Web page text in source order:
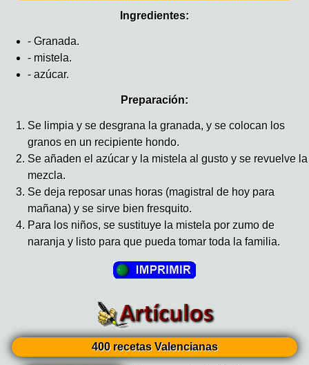
Ingredientes:
- Granada.
- mistela.
- azúcar.
Preparación:
Se limpia y se desgrana la granada, y se colocan los
granos en un recipiente hondo.
Se añaden el azúcar y la mistela al gusto y se revuelve la
mezcla.
Se deja reposar unas horas (magistral de hoy para
mañana) y se sirve bien fresquito.
Para los niños, se sustituye la mistela por zumo de
naranja y listo para que pueda tomar toda la familia.
400 recetas Valencianas